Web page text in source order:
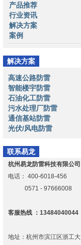
产品推荐
行业资讯
解决方案
案例
解决方案
高速公路防雷
智能楼宇防雷
石油化工防雷
污水处理厂防雷
通信基站防雷
光伏/风电防雷
联系易龙
杭州易龙防雷科技有限公司
电话： 400-6018-456
0571 - 97666008
客服热线 ：13484040044
地址：杭州市滨江区浙工大